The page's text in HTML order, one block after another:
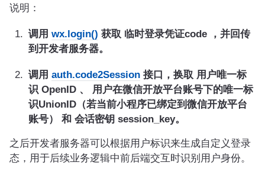
说明：
调用 wx.login() 获取 临时登录凭证code ，并回传
到开发者服务器。
调用 auth.code2Session 接口，换取 用户唯一标
识 OpenID 、 用户在微信开放平台账号下的唯一标
识UnionID（若当前小程序已绑定到微信开放平台
账号） 和 会话密钥 session_key。
之后开发者服务器可以根据用户标识来生成自定义登录
态，用于后续业务逻辑中前后端交互时识别用户身份。